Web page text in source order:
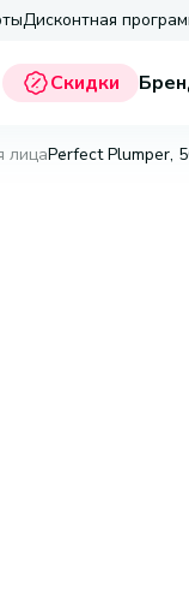
Дисконтная
Скидки
лицаPerfect Plumper,